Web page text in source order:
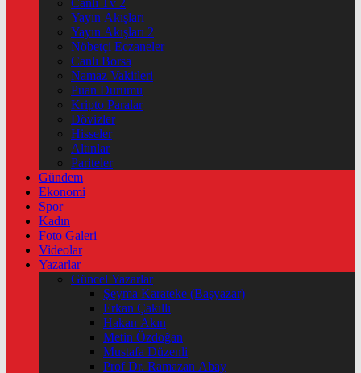
Canlı Tv 2
Yayın Akışları
Yayın Akışları 2
Nöbetçi Eczaneler
Canlı Borsa
Namaz Vakitleri
Puan Durumu
Kripto Paralar
Dövizler
Hisseler
Altınlar
Pariteler
Gündem
Ekonomi
Spor
Kadın
Foto Galeri
Videolar
Yazarlar
Güncel Yazarlar
Şeyma Karateke (Başyazar)
Erkan Çakıllı
Hakan Akın
Metin Özdoğan
Mustafa Düzenli
Prof Dr. Ramazan Abay